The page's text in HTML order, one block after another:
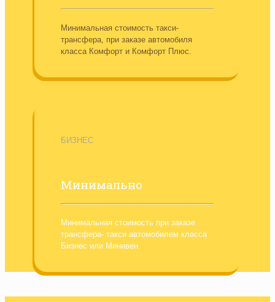
Минимальная стоимость такси-
трансфера, при заказе автомобиля
класса Комфорт и Комфорт Плюс.
БИЗНЕС
Минимально
Минимальная стоимость при заказе
трансфера- такси автомобилем класса
Бизнес или Минивен.